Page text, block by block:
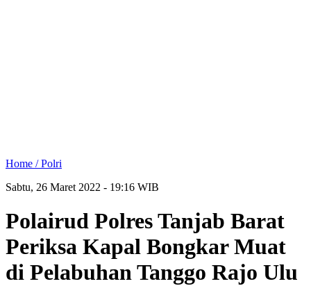
Home /Polri
Sabtu, 26 Maret 2022 - 19:16 WIB
Polairud Polres Tanjab Barat
Periksa Kapal Bongkar Muat
di Pelabuhan Tanggo Rajo Ulu